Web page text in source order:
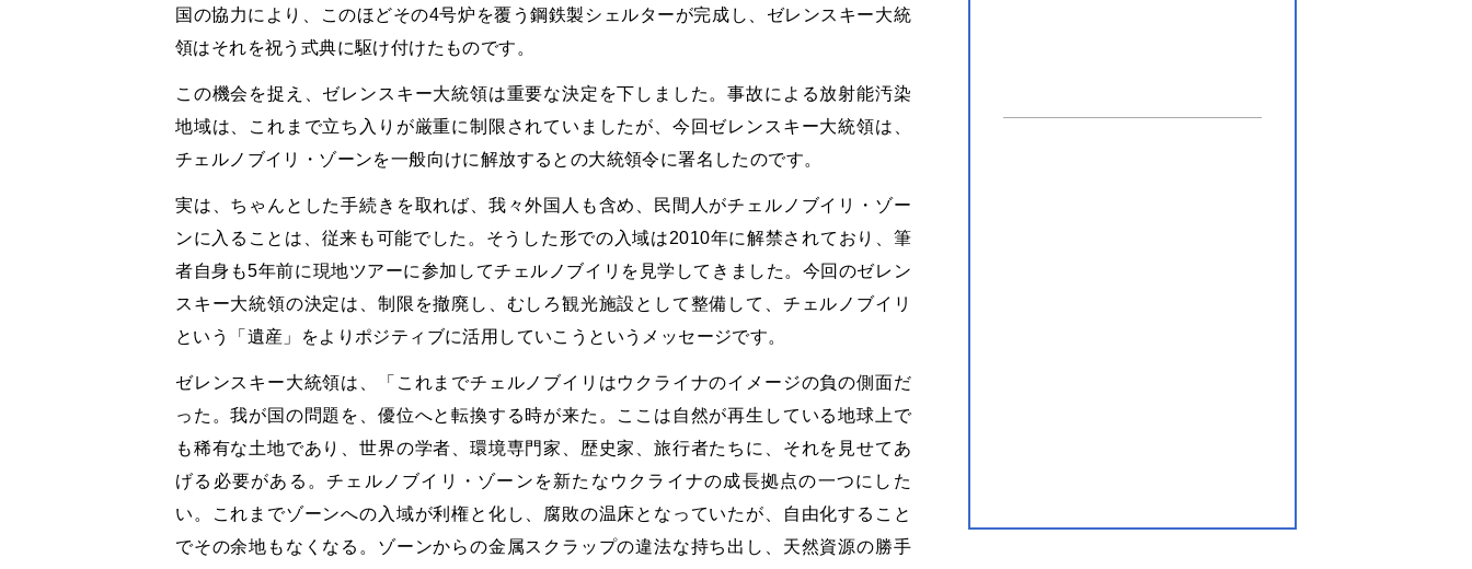
国の協力により、このほどその4号炉を覆う鋼鉄製シェルターが完成し、ゼレンスキー大統
領はそれを祝う式典に駆け付けたものです。
この機会を捉え、ゼレンスキー大統領は重要な決定を下しました。事故による放射能汚染
地域は、これまで立ち入りが厳重に制限されていましたが、今回ゼレンスキー大統領は、
チェルノブイリ・ゾーンを一般向けに解放するとの大統領令に署名したのです。
実は、ちゃんとした手続きを取れば、我々外国人も含め、民間人がチェルノブイリ・ゾー
ンに入ることは、従来も可能でした。そうした形での入域は2010年に解禁されており、筆
者自身も5年前に現地ツアーに参加してチェルノブイリを見学してきました。今回のゼレン
スキー大統領の決定は、制限を撤廃し、むしろ観光施設として整備して、チェルノブイリ
という「遺産」をよりポジティブに活用していこうというメッセージです。
ゼレンスキー大統領は、「これまでチェルノブイリはウクライナのイメージの負の側面だ
った。我が国の問題を、優位へと転換する時が来た。ここは自然が再生している地球上で
も稀有な土地であり、世界の学者、環境専門家、歴史家、旅行者たちに、それを見せてあ
げる必要がある。チェルノブイリ・ゾーンを新たなウクライナの成長拠点の一つにした
い。これまでゾーンへの入域が利権と化し、腐敗の温床となっていたが、自由化すること
でその余地もなくなる。ゾーンからの金属スクラップの違法な持ち出し、天然資源の勝手